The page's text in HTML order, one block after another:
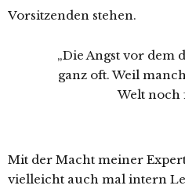
Vorsitzenden stehen.
„Die Angst vor dem
ganz oft. Weil
Welt noch
Mit der Macht meiner
vielleicht auch mal intern